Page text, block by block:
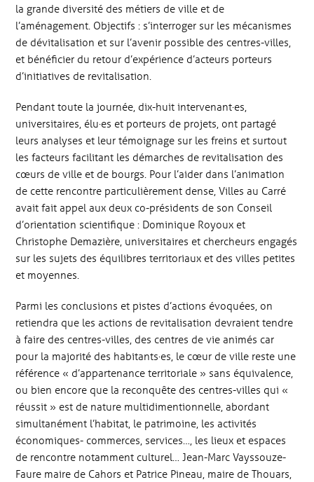
la grande diversité des métiers de ville et de
l’aménagement. Objectifs : s’interroger sur les mécanismes
de dévitalisation et sur l’avenir possible des centres-villes,
et bénéficier du retour d’expérience d’acteurs porteurs
d’initiatives de revitalisation.
Pendant toute la journée, dix-huit intervenant·es,
universitaires, élu·es et porteurs de projets, ont partagé
leurs analyses et leur témoignage sur les freins et surtout
les facteurs facilitant les démarches de revitalisation des
cœurs de ville et de bourgs. Pour l’aider dans l’animation
de cette rencontre particulièrement dense, Villes au Carré
avait fait appel aux deux co-présidents de son Conseil
d’orientation scientifique : Dominique Royoux et
Christophe Demazière, universitaires et chercheurs engagés
sur les sujets des équilibres territoriaux et des villes petites
et moyennes.
Parmi les conclusions et pistes d’actions évoquées, on
retiendra que les actions de revitalisation devraient tendre
à faire des centres-villes, des centres de vie animés car
pour la majorité des habitants·es, le cœur de ville reste une
référence « d’appartenance territoriale » sans équivalence,
ou bien encore que la reconquête des centres-villes qui «
réussit » est de nature multidimentionnelle, abordant
simultanément l’habitat, le patrimoine, les activités
économiques- commerces, services…, les lieux et espaces
de rencontre notamment culturel… Jean-Marc Vayssouze-
Faure maire de Cahors et Patrice Pineau, maire de Thouars,